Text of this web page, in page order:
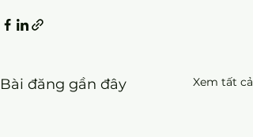
Bài đăng gần đây Xem tất cả